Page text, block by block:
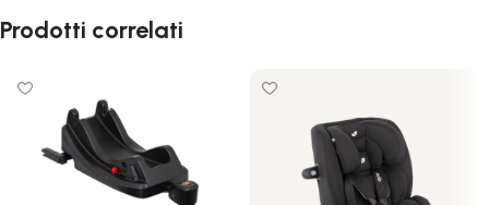
Prodotti correlati